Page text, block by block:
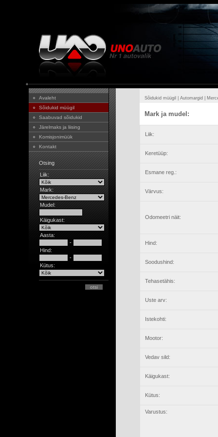
Avaleht
Sõidukid müügil
Saabuvad sõidukid
Järelmaks ja liising
Komisjonimüük
Kontakt
Otsing
Liik:
Mark:
Mudel:
Käigukast:
Aasta:
-
Hind:
-
Kütus:
Sõidukid müügil Automargid
Mark ja mudel:
Liik:
Keretüüp:
Esmane reg.:
Värvus:
Odomeetri näit:
Hind:
Soodushind:
Tehasetähis:
Uste arv:
Istekohti:
Mootor:
Vedav sild:
Käigukast:
Kütus:
Varustus: